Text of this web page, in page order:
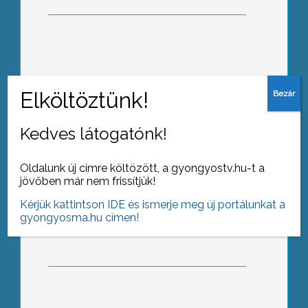
az idén
Kedves látogatónk!
Oldalunk új címre költözött, a gyongyostv.hu-t a
jövőben már nem frissítjük!
Kérjük kattintson IDE és ismerje meg új portálunkat a
gyongyosma.hu címen!